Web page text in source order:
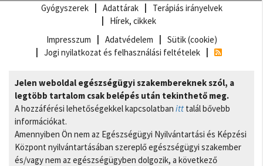
Gyógyszerek Adattárak
Terápiás irányelvek
Hírek, cikkek
Impresszum
Adatvédelem
Sütik (cookie)
Jogi nyilatkozat és felhasználási feltételek
Jelen weboldal egészségügyi szakembereknek szól, a
legtöbb tartalom csak belépés után tekinthető meg.
A hozzáférési lehetőségekkel kapcsolatban itt talál bővebb
információkat.
Amennyiben Ön nem az Egészségügyi Nyilvántartási és Képzési
Központ nyilvántartásában szereplő egészségügyi szakember
és/vagy nem az egészségügyben dolgozik, a következő